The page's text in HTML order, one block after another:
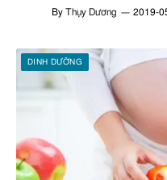
By Thụy Dương 2019-
DINH DƯỠNG